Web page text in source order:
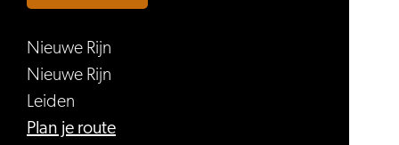
Nieuwe Rijn
Nieuwe Rijn
Leiden
Plan je routenaar